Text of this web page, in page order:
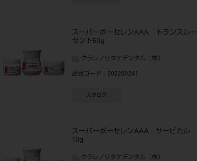
スーパーポーセレンAAA トランスルー
セント50g
クラレノリタケデンタル（株）
品目コード ：202280241
カタログ
スーパーポーセレンAAA サービカル
10g
クラレノリタケデンタル（株）